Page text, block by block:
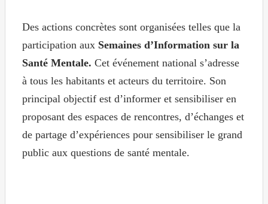
Des actions concrètes sont organisées telles que la
participation aux Semaines d’Information sur la
Santé Mentale. Cet événement national s’adresse
à tous les habitants et acteurs du territoire. Son
principal objectif est d’informer et sensibiliser en
proposant des espaces de rencontres, d’échanges et
de partage d’expériences pour sensibiliser le grand
public aux questions de santé mentale.